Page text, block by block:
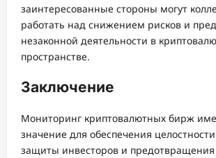
заинтересованные стороны могут
работать над снижением рисков и
незаконной деятельности в
пространстве.
Заключение
Мониторинг криптовалютных бирж
значение для обеспечения
защиты инвесторов и предотвращения